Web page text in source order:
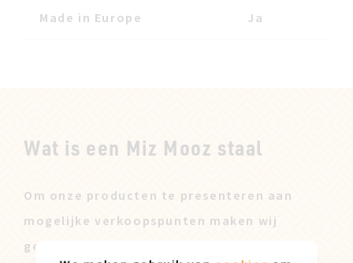
Made in Europe Ja
Wat is een Miz Mooz staal
Om onze producten te presenteren aan
mogelijke verkoopspunten maken wij
gebruik van een verkoopstaal. Deze